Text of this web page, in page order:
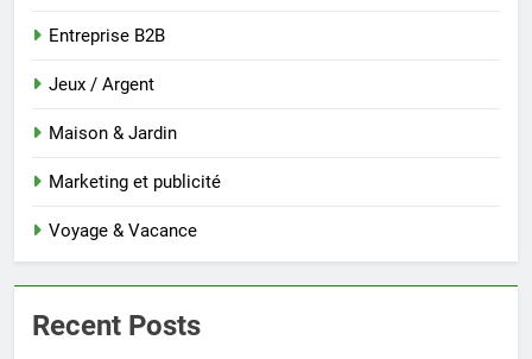
Entreprise B2B
Jeux / Argent
Maison & Jardin
Marketing et publicité
Voyage & Vacance
Recent Posts